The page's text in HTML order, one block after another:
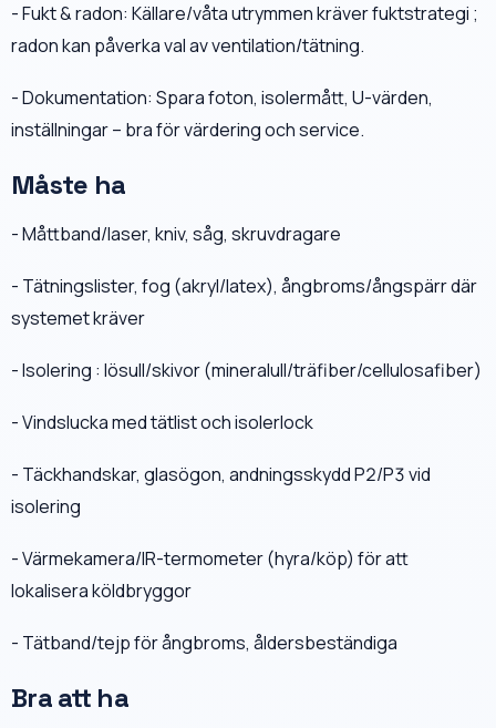
- Fukt & radon: Källare/våta utrymmen kräver fuktstrategi ;
radon kan påverka val av ventilation/tätning.
- Dokumentation: Spara foton, isolermått, U-värden,
inställningar – bra för värdering och service.
Måste ha
- Måttband/laser, kniv, såg, skruvdragare
- Tätningslister, fog (akryl/latex), ångbroms/ångspärr där
systemet kräver
- Isolering : lösull/skivor (mineralull/träfiber/cellulosafiber)
- Vindslucka med tätlist och isolerlock
- Täckhandskar, glasögon, andningsskydd P2/P3 vid
isolering
- Värmekamera/IR-termometer (hyra/köp) för att
lokalisera köldbryggor
- Tätband/tejp för ångbroms, åldersbeständiga
Bra att ha